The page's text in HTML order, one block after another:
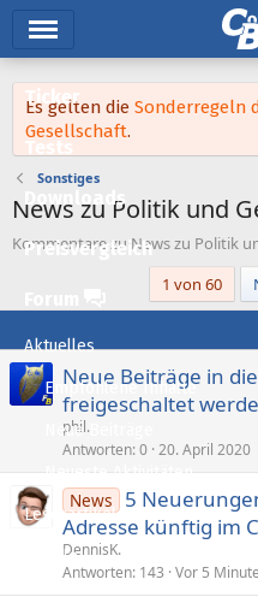
Ticker
Tests
Downloads
Preisvergleich
Aktuelles
Empfohlene Inhalte
Neue Beiträge
Neueste Aktivitäten
Leserartikel
Regeln
Es gelten die Sonderregeln
Gesellschaft.
Sonstiges
News zu Politik und
Kommentare zu News zu Politik
1 von 60
Neue Beiträge in
freigeschaltet
phil.
Antworten 0 20. April 2020
News
5
Adresse künftig im
DennisK.
Antworten 143 Vor 5